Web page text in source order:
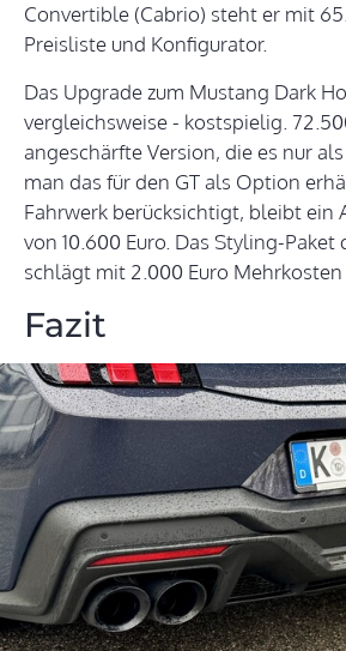
Convertible (Cabrio) steht er mit
Preisliste und Konfigurator.
Das Upgrade zum Mustang Dark
vergleichsweise - kostspielig.
angeschärfte Version, die es nur
man das für den GT als Option
Fahrwerk berücksichtigt, bleibt ein
von 10.600 Euro. Das Styling-Paket
schlägt mit 2.000 Euro Mehrkosten
Fazit